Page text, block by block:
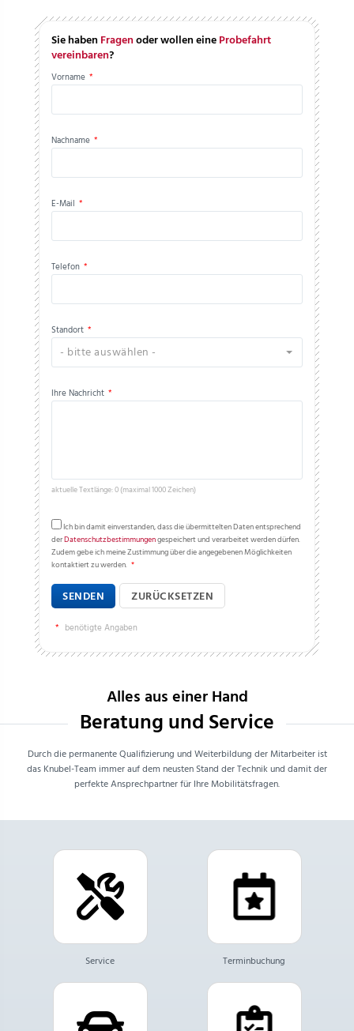
Sie haben Fragenoder wollen eineProbefahrt
vereinbaren?
Vorname *
Nachname *
E-Mail *
Telefon *
Standort *
- bitte auswählen -
Ihre Nachricht *
aktuelle Textlänge: 0 (maximal 1000 Zeichen)
Ich bin damit einverstanden, dass die übermittelten Daten entsprechend
derDatenschutzbestimmungengespeichert und verarbeitet werden dürfen.
Zudem gebe ich meine Zustimmung über die angegebenen Möglichkeiten
kontaktiert zu werden. *
SENDEN ZURÜCKSETZEN
* benötigte Angaben
Alles aus einer Hand
Beratung und Service
Durch die permanente Qualifizierung und Weiterbildung der Mitarbeiter ist
das Knubel-Team immer auf dem neusten Stand der Technik und damit der
perfekte Ansprechpartner für Ihre Mobilitätsfragen.
Service Terminbuchung